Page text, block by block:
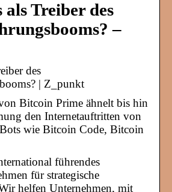
als Treiber des
–
des
| Z_punkt
Bitcoin Prime ähnelt bis hin
den Internetauftritten von
wie Bitcoin Code, Bitcoin
führendes
für strategische
helfen Unternehmen, mit